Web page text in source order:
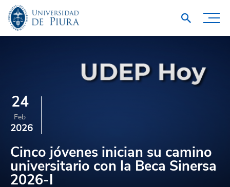
24
Feb
2026
Cinco jóvenes inician su camino
universitario con la Beca Sinersa
2026-I